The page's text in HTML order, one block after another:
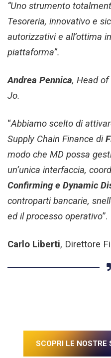
“Uno strumento
Tesoreria, innovativo e
autorizzativi e all’ottima
piattaforma”.
Andrea Pennica, Head of
Jo.
“Abbiamo scelto di
Supply Chain Finance di
modo che MD possa
un’unica interfaccia,
Confirming e Dynamic
controparti bancarie,
ed il processo operativo”.
Carlo Liberti, Direttore
SCOPRI LE NOSTRE